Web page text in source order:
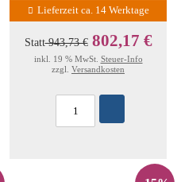
Lieferzeit ca. 14 Werktage
Statt943,73 € 802,17 €
inkl. 19 % MwSt. Steuer-Info
zzgl. Versandkosten